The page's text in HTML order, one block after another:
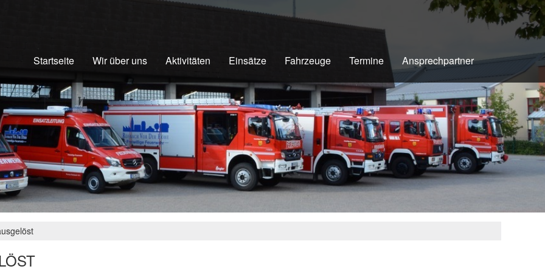
Startseite Wir über uns Aktivitäten Einsätze Fahrzeuge Termine Ansprechpartner